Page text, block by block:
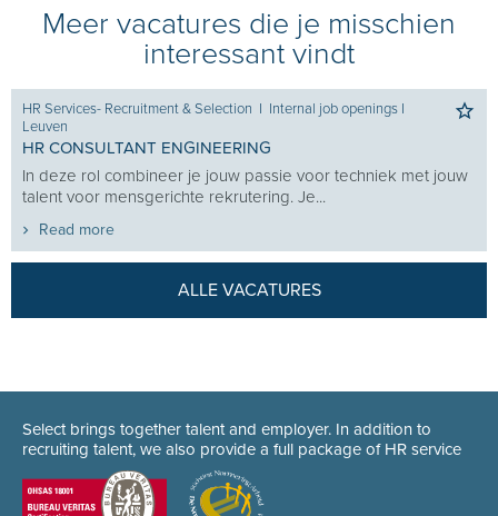
Meer vacatures die je misschien
interessant vindt
HR Services- Recruitment & Selection I Internal job openings I
Leuven
HR CONSULTANT ENGINEERING
In deze rol combineer je jouw passie voor techniek met jouw
talent voor mensgerichte rekrutering. Je...
Read more
ALLE VACATURES
Select brings together talent and employer. In addition to
recruiting talent, we also provide a full package of HR service